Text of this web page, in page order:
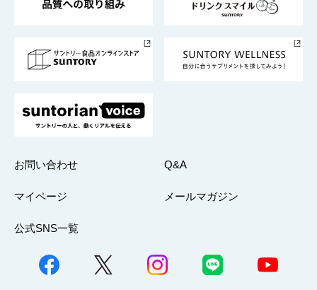
採用情報
お問い合わせ Q&A
マイページ メールマガジン
公式SNS一覧